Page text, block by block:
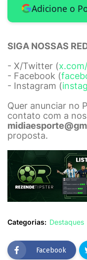
Adicione o
SIGA NOSSAS
- X/Twitter (
- Facebook (
- Instagram (
Quer anunciar no
contato com a
proposta.
Categorias: Destaques
Facebook